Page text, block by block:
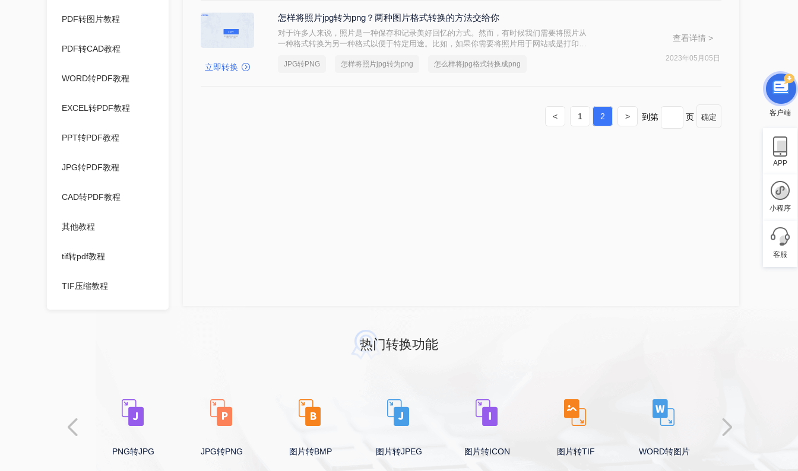
PDF转图片教程
PDF转CAD教程
WORD转PDF教程
EXCEL转PDF教程
PPT转PDF教程
JPG转PDF教程
CAD转PDF教程
其他教程
tif转pdf教程
TIF压缩教程
图片压缩指定大小教程
BMP压缩教程
立即转换
怎样将照片jpg转为png？两种图片格式转换的方法交给你
对于许多人来说，照片是一种保存和记录美好回忆的方式。然而，有时候我们需要将照片从
一种格式转换为另一种格式以便于特定用途。比如，如果你需要将照片用于网站或是打印，
将告诉你怎样将照片JPG转为PNG，以便你可以在需要的时候进行格式转换。
JPG转PNG 怎样将照片jpg转为png 怎么样将jpg格式转换成png
查看详情 >
2023年05月05日
< 1 2 > 到第 页 确定
热门转换功能
PNG转JPG JPG转PNG 图片转BMP 图片转JPEG 图片转ICON 图片转TIF WORD转图片
客户端
APP
小程序
客服